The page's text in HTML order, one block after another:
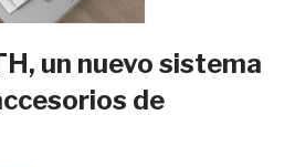
un nuevo sistema
de